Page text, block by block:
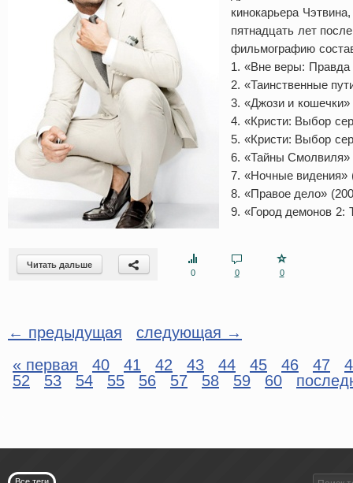
кинокарьера
пятнадцать лет
фильмографию
1. «Вне веры:
2. «Таинственные
3. «Джози и кошечки»
4. «Кристи: Выбор
5. «Кристи: Выбор
6. «Тайны Смолвиля»
7. «Ночные видения»
8. «Правое дело»
9. «Город демонов 2:
Читать дальше
0
0 0
← предыдущая
следующая →
« первая
40 41 42 43 44 45 46 47
52
53 54 55 56 57 58 59 60